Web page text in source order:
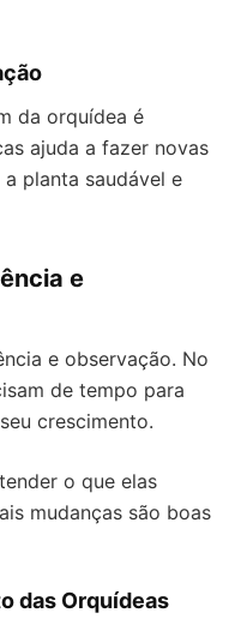
da orquídea é
ajuda a fazer novas
planta saudável e
e
e observação. No
de tempo para
crescimento.
o que elas
mudanças são boas
das Orquídeas